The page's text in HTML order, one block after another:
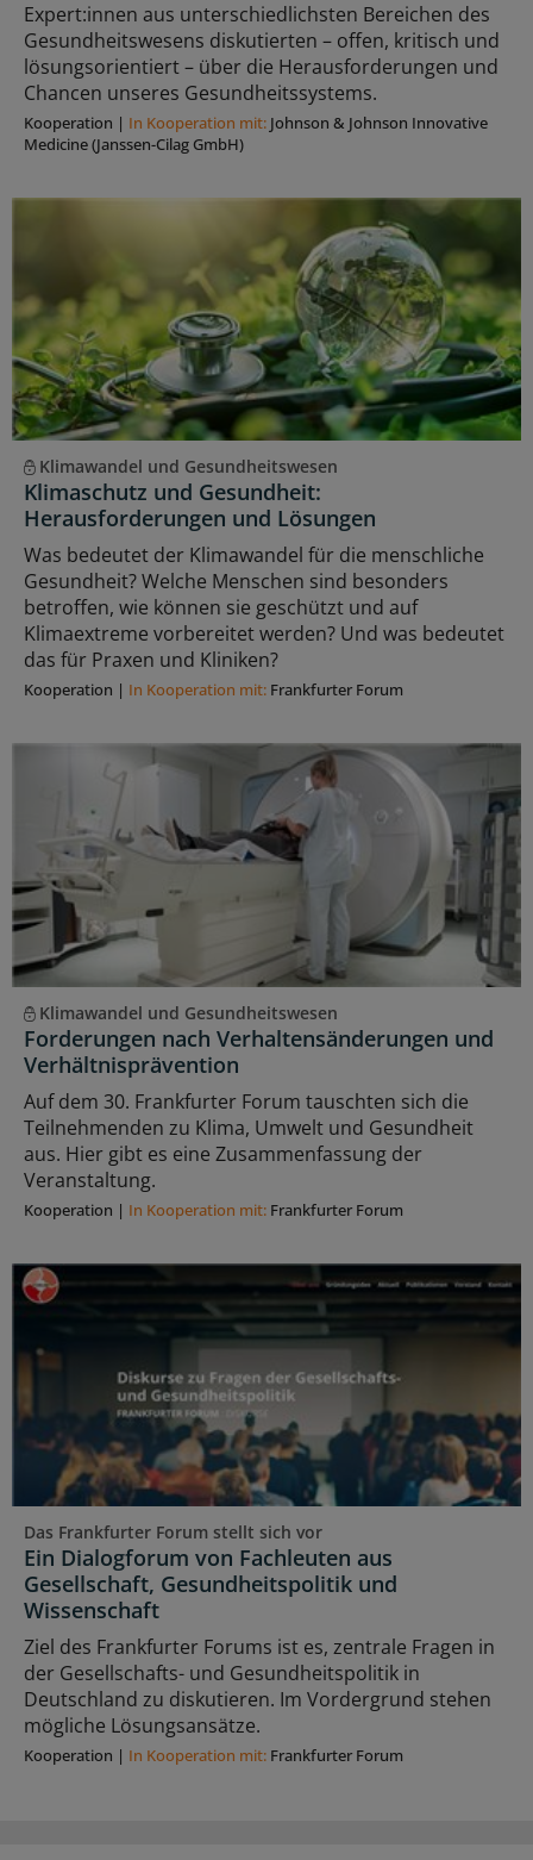
Expert:innen aus unterschiedlichsten Bereichen des
Gesundheitswesens diskutierten – offen, kritisch und
lösungsorientiert – über die Herausforderungen und
Chancen unseres Gesundheitssystems.
Kooperation | In Kooperation mit: Johnson & Johnson Innovative
Medicine (Janssen-Cilag GmbH)
Klimawandel und Gesundheitswesen
Klimaschutz und Gesundheit:
Herausforderungen und Lösungen
Was bedeutet der Klimawandel für die menschliche
Gesundheit? Welche Menschen sind besonders
betroffen, wie können sie geschützt und auf
Klimaextreme vorbereitet werden? Und was bedeutet
das für Praxen und Kliniken?
Kooperation | In Kooperation mit: Frankfurter Forum
Klimawandel und Gesundheitswesen
Forderungen nach Verhaltensänderungen und
Verhältnisprävention
Auf dem 30. Frankfurter Forum tauschten sich die
Teilnehmenden zu Klima, Umwelt und Gesundheit
aus. Hier gibt es eine Zusammenfassung der
Veranstaltung.
Kooperation | In Kooperation mit: Frankfurter Forum
Das Frankfurter Forum stellt sich vor
Ein Dialogforum von Fachleuten aus
Gesellschaft, Gesundheitspolitik und
Wissenschaft
Ziel des Frankfurter Forums ist es, zentrale Fragen in
der Gesellschafts- und Gesundheitspolitik in
Deutschland zu diskutieren. Im Vordergrund stehen
mögliche Lösungsansätze.
Kooperation | In Kooperation mit: Frankfurter Forum